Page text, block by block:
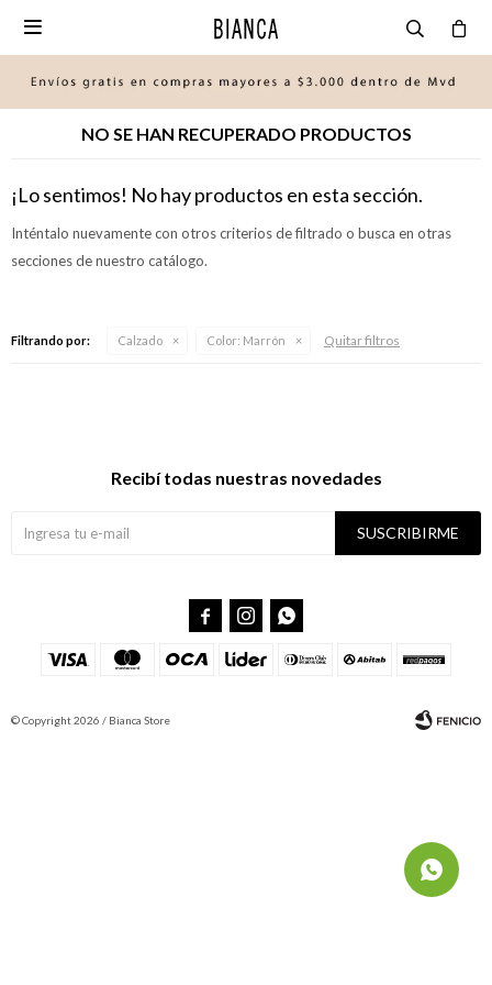

NO SE HAN RECUPERADO PRODUCTOS
¡Lo sentimos! No hay productos en esta sección.
Inténtalo nuevamente con otros criterios de filtrado o busca en otras
secciones de nuestro catálogo.
Filtrando por: Calzado Color: Marrón Quitar filtros
Recibí todas nuestras novedades
SUSCRIBIRME
  
© Copyright 2026 / Bianca Store
Fenicio